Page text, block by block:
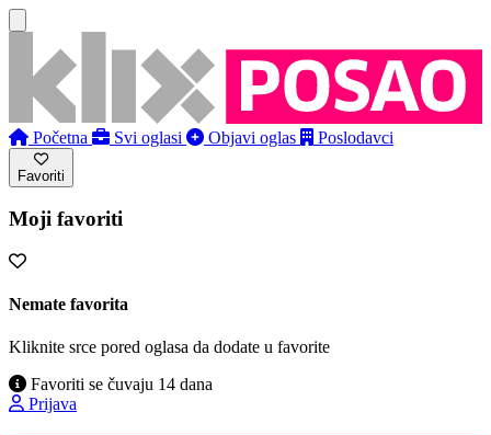
Početna Svi oglasi Objavi oglas Poslodavci
Favoriti
Moji favoriti
Nemate favorita
Kliknite srce pored oglasa da dodate u favorite
Favoriti se čuvaju 14 dana
Prijava